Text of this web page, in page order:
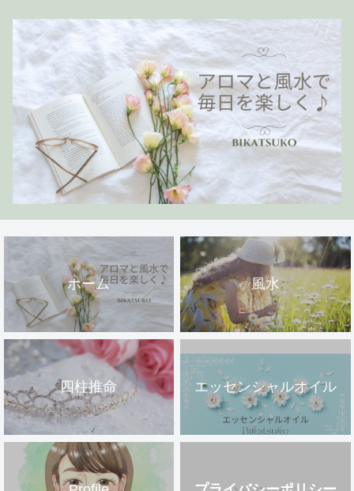
ホーム 風水
四柱推命 エッセンシャルオイル